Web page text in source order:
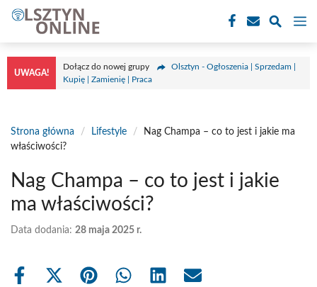
Przejdź
treści
UWAGA!
Dołącz do nowej grupy
Olsztyn - Ogłoszenia | Sprzedam |
Kupię | Zamienię | Praca
Strona główna / Lifestyle /
Nag Champa – co to jest i jakie ma
właściwości?
Nag Champa – co to jest i jakie
ma właściwości?
Data dodania: 28 maja 2025 r.
Share
Share Share Share Share Share